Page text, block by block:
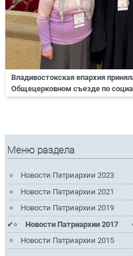
Владивостокская епархия
Общецерковном съезде по
Меню раздела
Новости Патриархии 2023
Новости Патриархии 2021
Новости Патриархии 2019
Новости Патриархии 2017
Новости Патриархии 2015